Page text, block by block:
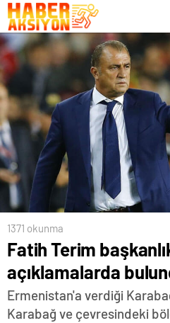
1371 okunma
Fatih Terim
açıklamalarda
Ermenistan'a verdiği
Karabağ ve çevresindeki